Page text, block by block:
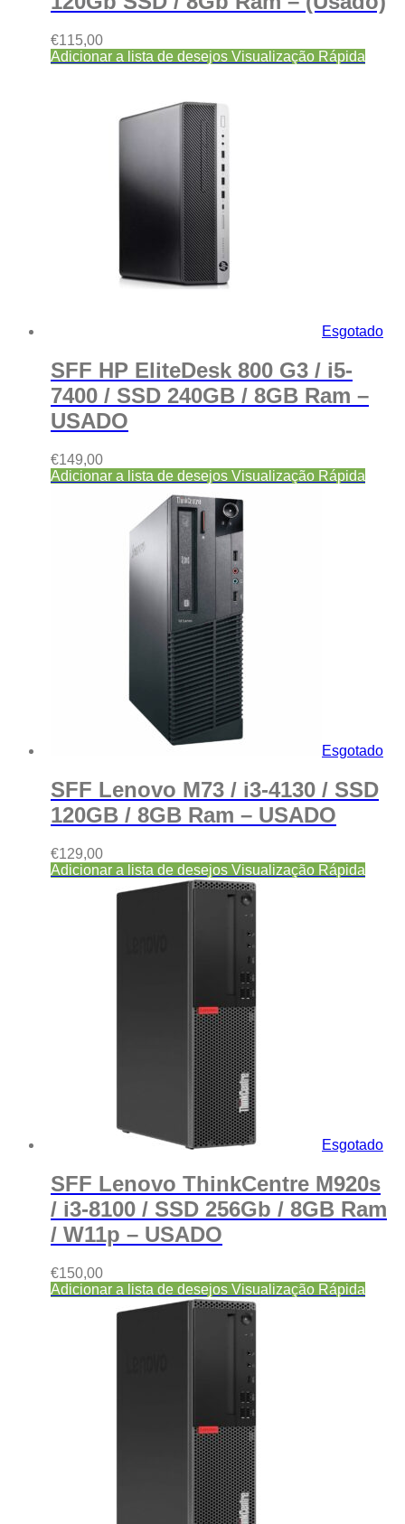
€115,00
Adicionar a lista de desejos Visualização Rápida
Esgotado
SFF HP EliteDesk 800 G3 / i5-
7400 / SSD 240GB / 8GB Ram –
USADO
€149,00
Adicionar a lista de desejos Visualização Rápida
Esgotado
SFF Lenovo M73 / i3-4130 / SSD
120GB / 8GB Ram – USADO
€129,00
Adicionar a lista de desejos Visualização Rápida
Esgotado
SFF Lenovo ThinkCentre M920s
/ i3-8100 / SSD 256Gb / 8GB Ram
/ W11p – USADO
€150,00
Adicionar a lista de desejos Visualização Rápida